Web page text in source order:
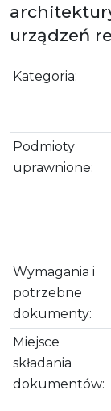
urządzeń
Kategoria:
Podmioty
uprawnione:
Wymagania i
potrzebne
dokumenty:
Miejsce
składania
dokumentów: